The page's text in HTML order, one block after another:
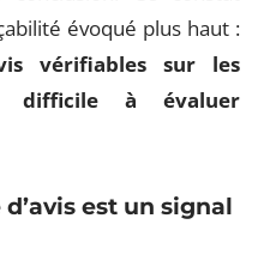
évoqué plus haut :
vérifiables sur les
difficile à évaluer
est un signal